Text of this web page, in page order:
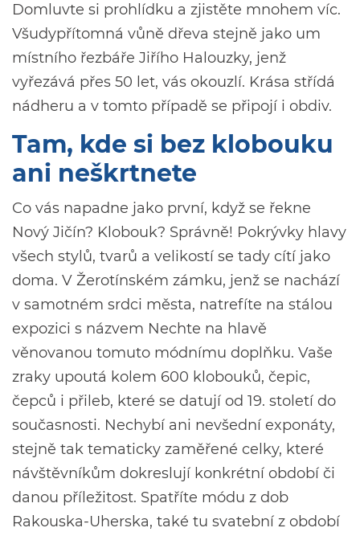
Domluvte si prohlídku a zjistěte mnohem víc.
Všudypřítomná vůně dřeva stejně jako um
místního řezbáře Jiřího Halouzky, jenž
vyřezává přes 50 let, vás okouzlí. Krása střídá
nádheru a v tomto případě se připojí i obdiv.
Tam, kde si bez klobouku
ani neškrtnete
Co vás napadne jako první, když se řekne
Nový Jičín? Klobouk? Správně! Pokrývky hlavy
všech stylů, tvarů a velikostí se tady cítí jako
doma. V Žerotínském zámku, jenž se nachází
v samotném srdci města, natrefíte na stálou
expozici s názvem Nechte na hlavě
věnovanou tomuto módnímu doplňku. Vaše
zraky upoutá kolem 600 klobouků, čepic,
čepců i přileb, které se datují od 19. století do
současnosti. Nechybí ani nevšední exponáty,
stejně tak tematicky zaměřené celky, které
návštěvníkům dokreslují konkrétní období či
danou příležitost. Spatříte módu z dob
Rakouska-Uherska, také tu svatební z období